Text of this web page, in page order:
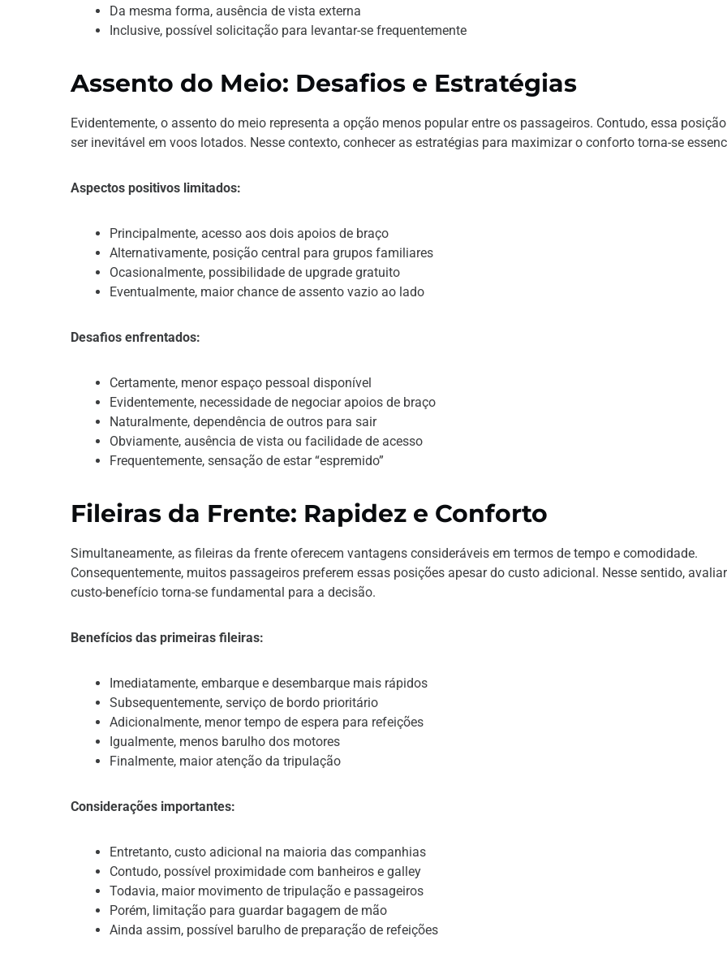
Da mesma forma, ausência de vista externa
Inclusive, possível solicitação para levantar-se frequentemente
Assento do Meio: Desafios e Estratégias
Evidentemente, o assento do meio representa a opção menos popular entre os passageiros. Contudo, essa
ser inevitável em voos lotados. Nesse contexto, conhecer as estratégias para maximizar o conforto torna-se
Aspectos positivos limitados:
Principalmente, acesso aos dois apoios de braço
Alternativamente, posição central para grupos familiares
Ocasionalmente, possibilidade de upgrade gratuito
Eventualmente, maior chance de assento vazio ao lado
Desafios enfrentados:
Certamente, menor espaço pessoal disponível
Evidentemente, necessidade de negociar apoios de braço
Naturalmente, dependência de outros para sair
Obviamente, ausência de vista ou facilidade de acesso
Frequentemente, sensação de estar “espremido”
Fileiras da Frente: Rapidez e Conforto
Simultaneamente, as fileiras da frente oferecem vantagens consideráveis em termos de tempo e comodidade.
Consequentemente, muitos passageiros preferem essas posições apesar do custo adicional. Nesse sentido,
custo-benefício torna-se fundamental para a decisão.
Benefícios das primeiras fileiras:
Imediatamente, embarque e desembarque mais rápidos
Subsequentemente, serviço de bordo prioritário
Adicionalmente, menor tempo de espera para refeições
Igualmente, menos barulho dos motores
Finalmente, maior atenção da tripulação
Considerações importantes:
Entretanto, custo adicional na maioria das companhias
Contudo, possível proximidade com banheiros e galley
Todavia, maior movimento de tripulação e passageiros
Porém, limitação para guardar bagagem de mão
Ainda assim, possível barulho de preparação de refeições